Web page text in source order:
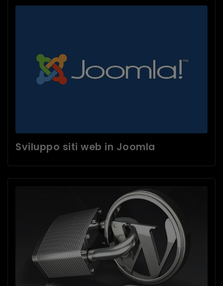
Sviluppo siti web in Joomla